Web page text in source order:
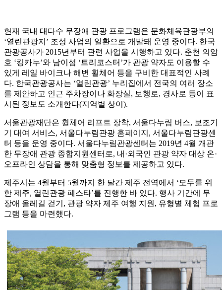
현재 국내 대다수 무장애 관광 프로그램은 문화체육관광부의
‘열린관광지’ 조성 사업의 일환으로 개발돼 운영 중이다. 한국
관광공사가 2015년부터 관련 사업을 시행하고 있다. 춘천 의암
호 ‘킹카누’와 남이섬 ‘트리코스터’가 관광 약자도 이용할 수
있게 레일 바이크나 해변 휠체어 등을 구비한 대표적인 사례
다. 한국관광공사는 ‘열린관광’ 누리집에서 전국의 여러 장소
를 제안하고 인근 주차장이나 화장실, 보행로, 경사로 등이 표
시된 정보도 소개한다(지역별 상이).
서울관광재단은 휠체어 리프트 장착, 서울다누림 버스, 보조기
기 대여 서비스, 서울다누림관광 홈페이지, 서울다누림관광센
터 등을 운영 중이다. 서울다누림관광센터는 2019년 4월 개관
한 무장애 관광 종합지원센터로, 내·외국인 관광 약자 대상 온·
오프라인 상담을 통해 맞춤형 정보를 제공하고 있다.
제주시는 4월부터 5월까지 한 달간 제주 전역에서 ‘모두를 위
한 제주, 열린관광 페스타’를 진행한 바 있다. 행사 기간에 무
장애 올레길 걷기, 관광 약자 제주 여행 지원, 유형별 체험 프로
그램 등을 마련했다.